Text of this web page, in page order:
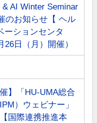
& AI Winter Seminar
のお知らせ【 ヘル
ーションセンタ
26日（月）開催）
】「HU-UMA総合
）ウェビナー」
国際連携推進本